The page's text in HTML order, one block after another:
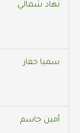
نهاد شمالي
سميا حفار
أمين جاسم